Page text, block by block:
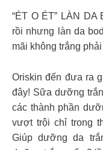
“ÉT O ÉT” LÀN
rồi nhưng làn da
mãi không trắng
Oriskin đến đưa ra
đây! Sữa dưỡng
các thành phần
vượt trội chỉ trong
Giúp dưỡng da